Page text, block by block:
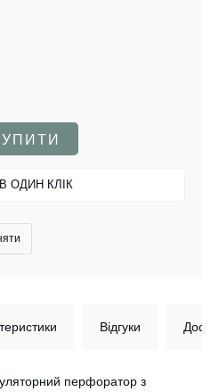
ОДИН КЛІК
Відгуки
перфоратор з